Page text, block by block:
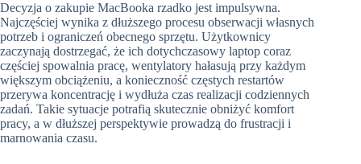
Decyzja o zakupie MacBooka rzadko jest impulsywna.
Najczęściej wynika z dłuższego procesu obserwacji własnych
potrzeb i ograniczeń obecnego sprzętu. Użytkownicy
zaczynają dostrzegać, że ich dotychczasowy laptop coraz
częściej spowalnia pracę, wentylatory hałasują przy każdym
większym obciążeniu, a konieczność częstych restartów
przerywa koncentrację i wydłuża czas realizacji codziennych
zadań. Takie sytuacje potrafią skutecznie obniżyć komfort
pracy, a w dłuższej perspektywie prowadzą do frustracji i
marnowania czasu.